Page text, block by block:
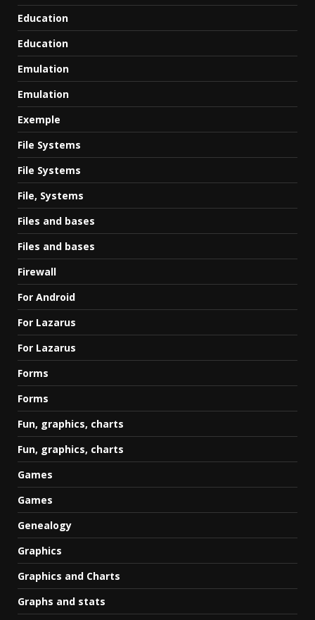
Education
Education
Emulation
Emulation
Exemple
File Systems
File Systems
File, Systems
Files and bases
Files and bases
Firewall
For Android
For Lazarus
For Lazarus
Forms
Forms
Fun, graphics, charts
Fun, graphics, charts
Games
Games
Genealogy
Graphics
Graphics and Charts
Graphs and stats